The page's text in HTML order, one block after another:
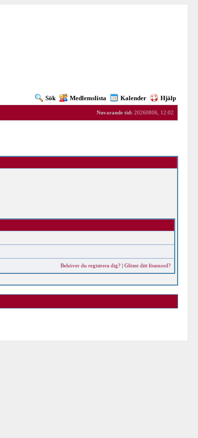
Sök Medlemslista Kalender Hjälp
Nuvarande tid: 20260806, 12:02
Behöver du registrera dig?| Glömt ditt lösenord?